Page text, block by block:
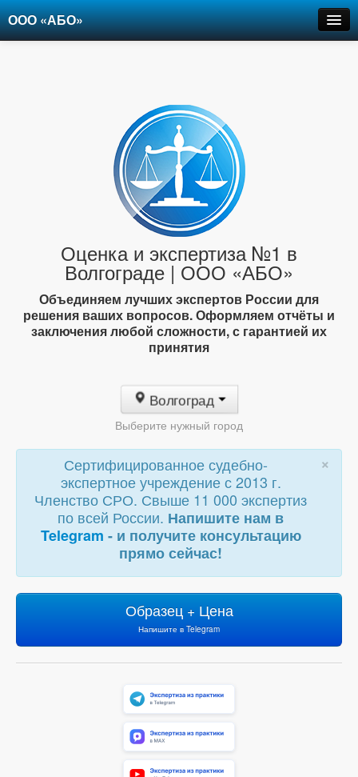
ООО «АБО»
Оценка и экспертиза №1 в
Волгограде | ООО «АБО»
Объединяем лучших экспертов России для
решения ваших вопросов. Оформляем отчёты и
заключения любой сложности, с гарантией их
принятия
Волгоград
Выберите нужный город
×
Сертифицированное судебно-
экспертное учреждение с 2013 г.
Членство СРО. Свыше 11 000 экспертиз
по всей России. Напишите нам в
Telegram - и получите консультацию
прямо сейчас!
Образец + Цена
Напишите в Telegram